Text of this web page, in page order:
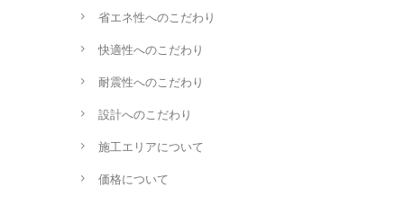
省エネ性へのこだわり
快適性へのこだわり
耐震性へのこだわり
設計へのこだわり
施工エリアについて
価格について